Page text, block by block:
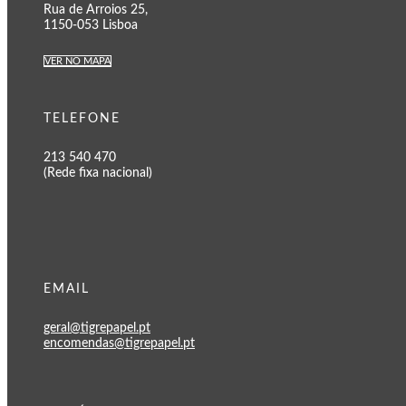
Rua de Arroios 25,
1150-053 Lisboa
VER NO MAPA
TELEFONE
213 540 470
(Rede fixa nacional)
EMAIL
geral@tigrepapel.pt
encomendas@tigrepapel.pt